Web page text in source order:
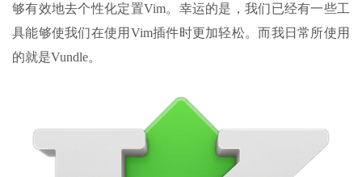
够有效地去个性化定置Vim。幸运的是，我们已经有一些工
具能够使我们在使用Vim插件时更加轻松。而我日常所使用
的就是Vundle。